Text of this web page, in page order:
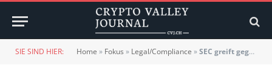
SIE SIND HIER: Home » Fokus » Legal/Compliance »SEC greift gegen die Krypto-Branche durch